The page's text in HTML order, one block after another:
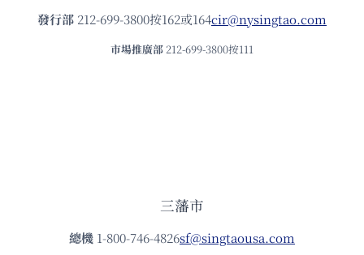
發⾏部 212-699-3800按162或164cir@nysingtao.com
市場推廣部 212-699-3800按111
三藩市
總機 1-800-746-4826sf@singtaousa.com